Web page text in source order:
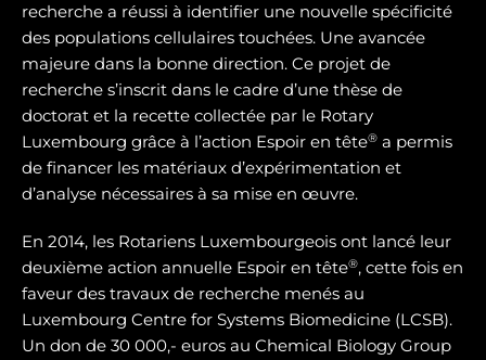
recherche a réussi à identifier une nouvelle spécificité
des populations cellulaires touchées. Une avancée
majeure dans la bonne direction. Ce projet de
recherche s’inscrit dans le cadre d’une thèse de
doctorat et la recette collectée par le Rotary
Luxembourg grâce à l’action Espoir en tête® a permis
de financer les matériaux d’expérimentation et
d’analyse nécessaires à sa mise en œuvre.
En 2014, les Rotariens Luxembourgeois ont lancé leur
deuxième action annuelle Espoir en tête®, cette fois en
faveur des travaux de recherche menés au
Luxembourg Centre for Systems Biomedicine (LCSB).
Un don de 30 000,- euros au Chemical Biology Group